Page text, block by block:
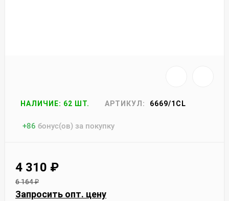
НАЛИЧИЕ: 62 ШТ. АРТИКУЛ: 6669/1CL
+86 бонус(ов) за покупку
4 310 ₽
6 164₽
Запросить опт. цену